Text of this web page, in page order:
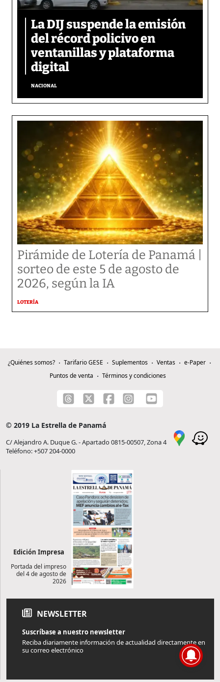
La DIJ suspende la emisión
del récord policivo en
ventanillas y plataforma
digital
NACIONAL
Pirámide de Lotería de Panamá |
sorteo de este 5 de agosto de
2026, según la IA
LOTERÍA
¿Quiénes somos? Tarifario GESE Suplementos Ventas
e-Paper
Puntos de venta
Términos y condiciones
© 2019 La Estrella de Panamá
C/ Alejandro A. Duque G. - Apartado 0815-00507, Zona 4
Teléfono: +507 204-0000
Edición Impresa
Portada del impreso
del 4 de agosto de
2026
NEWSLETTER
Suscríbase a nuestro newsletter
Reciba diariamente información de actualidad directamente en
su correo electrónico